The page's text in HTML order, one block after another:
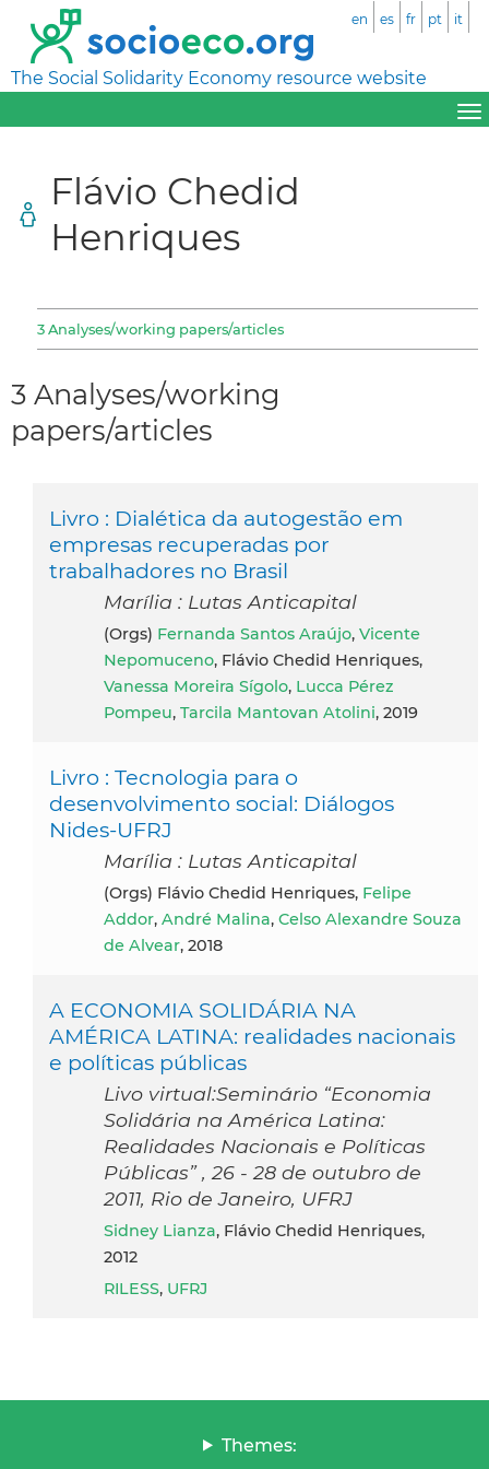
The Social Solidarity Economy resource website
en es fr pt it
Flávio Chedid
Henriques
3 Analyses/working papers/articles
3 Analyses/working
papers/articles
Livro : Dialética da autogestão em
empresas recuperadas por
trabalhadores no Brasil
Marília : Lutas Anticapital
(orgs) Fernanda Santos Araújo, Vicente
Nepomuceno, Flávio Chedid Henriques,
Vanessa Moreira Sígolo, Lucca Pérez
Pompeu, Tarcila Mantovan Atolini, 2019
Livro : Tecnologia para o
desenvolvimento social: Diálogos
Nides-UFRJ
Marília : Lutas Anticapital
(orgs) Flávio Chedid Henriques, Felipe
Addor, André Malina, Celso Alexandre Souza
de Alvear, 2018
A ECONOMIA SOLIDÁRIA NA
AMÉRICA LATINA: realidades nacionais
e políticas públicas
Livo virtual:Seminário “Economia
Solidária na América Latina:
Realidades Nacionais e Políticas
Públicas” , 26 - 28 de outubro de
2011, Rio de Janeiro, UFRJ
Sidney Lianza, Flávio Chedid Henriques,
2012
RILESS, UFRJ
Themes: